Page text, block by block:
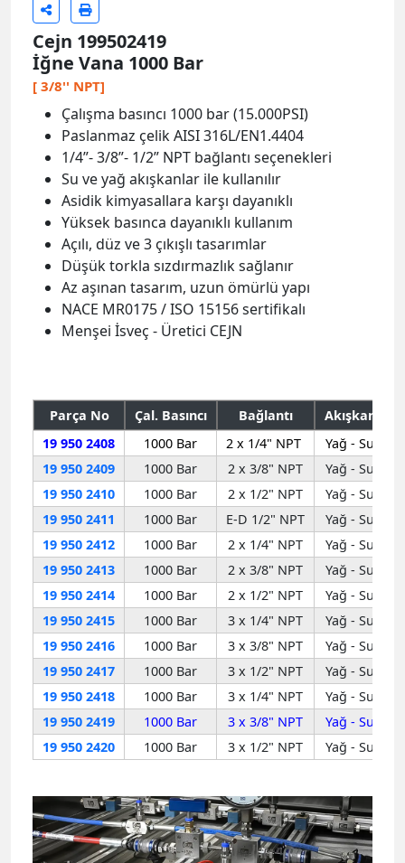
Cejn 199502419
İğne Vana 1000 Bar
[ 3/8'' NPT]
Çalışma basıncı 1000 bar (15.000PSI)
Paslanmaz çelik AISI 316L/EN1.4404
1/4”- 3/8”- 1/2” NPT bağlantı seçenekleri
Su ve yağ akışkanlar ile kullanılır
Asidik kimyasallara karşı dayanıklı
Yüksek basınca dayanıklı kullanım
Açılı, düz ve 3 çıkışlı tasarımlar
Düşük torkla sızdırmazlık sağlanır
Az aşınan tasarım, uzun ömürlü yapı
NACE MR0175 / ISO 15156 sertifikalı
Menşei İsveç - Üretici CEJN
Parça No Çal. Basıncı Bağlantı Akışkan
19 950 2408
1000 Bar 2 x 1/4" NPT
Yağ - Su
19 950 2409
1000 Bar 2 x 3/8" NPT
Yağ - Su
19 950 2410
1000 Bar 2 x 1/2" NPT
Yağ - Su
19 950 2411
1000 Bar E-D 1/2" NPT
Yağ - Su
19 950 2412
1000 Bar 2 x 1/4" NPT
Yağ - Su
19 950 2413
1000 Bar 2 x 3/8" NPT
Yağ - Su
19 950 2414
1000 Bar 2 x 1/2" NPT
Yağ - Su
19 950 2415
1000 Bar 3 x 1/4" NPT
Yağ - Su
19 950 2416
1000 Bar 3 x 3/8" NPT
Yağ - Su
19 950 2417
1000 Bar 3 x 1/2" NPT
Yağ - Su
19 950 2418
1000 Bar 3 x 1/4" NPT
Yağ - Su
19 950 2419
1000 Bar 3 x 3/8" NPT
Yağ - Su
19 950 2420
1000 Bar 3 x 1/2" NPT Yağ - Su